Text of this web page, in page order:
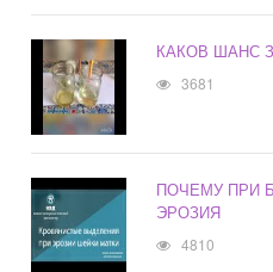
КАКОВ ШАНС
3681
ПОЧЕМУ ПРИ
ЭРОЗИЯ
4810